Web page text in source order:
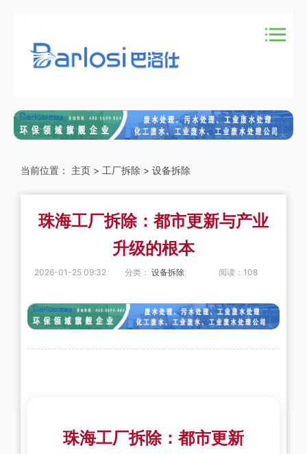
当前位置： 主页 > 工厂拆除 >设备拆除
珠海工厂拆除：都市更新与产业
升级的根本
2026-01-25 09:32 分类：设备拆除 阅读： 108
珠海工厂拆除：都市更新